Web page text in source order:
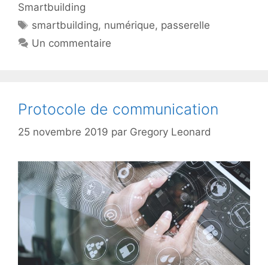
Smartbuilding
Étiquettes
smartbuilding, numérique, passerelle
Un commentaire
Protocole de communication
25 novembre 2019 par Gregory Leonard